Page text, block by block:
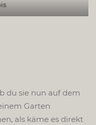
du sie nun auf dem
Garten
als käme es direkt